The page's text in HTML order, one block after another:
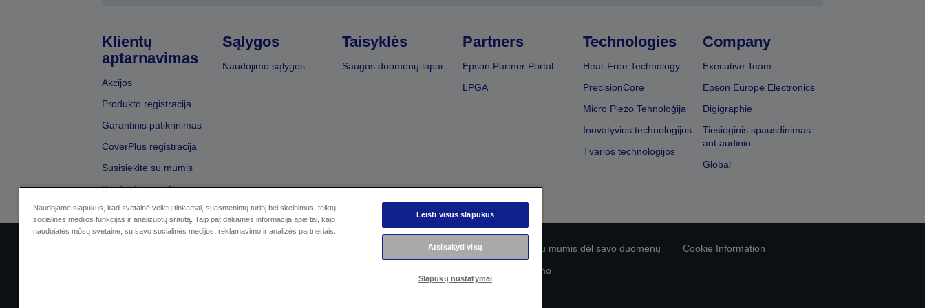
Klientų
aptarnavimas
Akcijos
Produkto registracija
Garantinis patikrinimas
CoverPlus registracija
Susisiekite su mumis
Pardavėjų paieška
Sąlygos
Naudojimo sąlygos
Taisyklės
Saugos duomenų lapai
Partners
Epson Partner Portal
LPGA
Technologies
Heat-Free Technology
PrecisionCore
Micro Piezo Tehnoloģija
Inovatyvios technologijos
Tvarios technologijos
Company
Executive Team
Epson Europe Electronics
Digigraphie
Tiesioginis spausdinimas
ant audinio
Global
EU Data Act Compliance Susisiekite su mumis dėl savo duomenų
Cookie Information
„Epson“ įsipareigojimas dėl prieinamumo
Naudojame slapukus, kad svetainė veiktų tinkamai, suasmenintų turinį bei skelbimus, teiktų
socialinės medijos funkcijas ir analizuotų srautą. Taip pat dalijamės informacija apie tai, kaip
naudojatės mūsų svetaine, su savo socialinės medijos, reklamavimo ir analizės partneriais.
Leisti visus slapukus
Atsisakyti visų
Slapukų nustatymai